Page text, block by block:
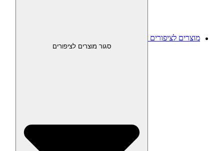
מוצרים לציפורים
סגור מוצרים לציפורים